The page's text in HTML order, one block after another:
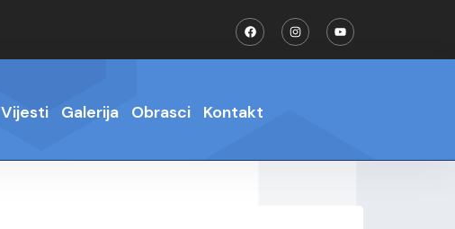
Vijesti Galerija Obrasci Kontakt